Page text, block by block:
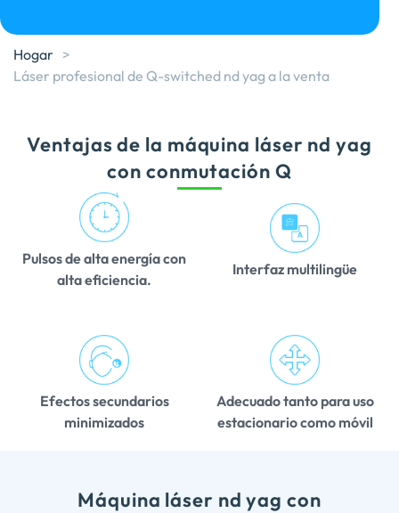
Hogar >
Láser profesional de Q-switched nd yag a la venta
Ventajas de la máquina láser nd yag
con conmutación Q
Pulsos de alta energía con
alta eficiencia.
Interfaz multilingüe
Efectos secundarios
minimizados
Adecuado tanto para uso
estacionario como móvil
Máquina láser nd yag con